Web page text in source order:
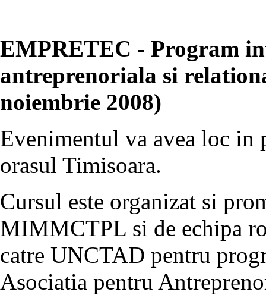
EMPRETEC - Program
antreprenoriala si
noiembrie 2008)
Evenimentul va avea loc in
orasul Timisoara.
Cursul este organizat si
MIMMCTPL si de echipa
catre UNCTAD pentru
Asociatia pentru